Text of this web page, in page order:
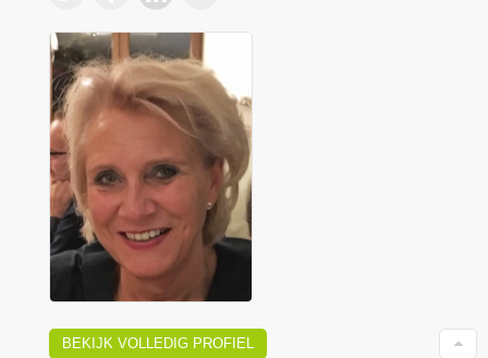
BEKIJK VOLLEDIG PROFIEL